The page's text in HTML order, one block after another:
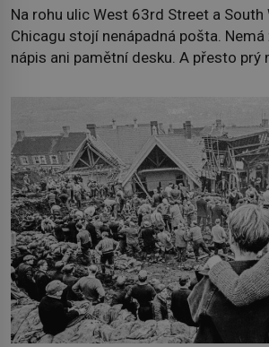
Na rohu ulic West 63rd Street a South
Chicagu stojí nenápadná pošta.
nápis ani pamětní desku. A přesto prý
sídlil sériový vrah H. H. Holmes a také
past na lidi v dějinách americké
Webster Mudgett (1861–1896)